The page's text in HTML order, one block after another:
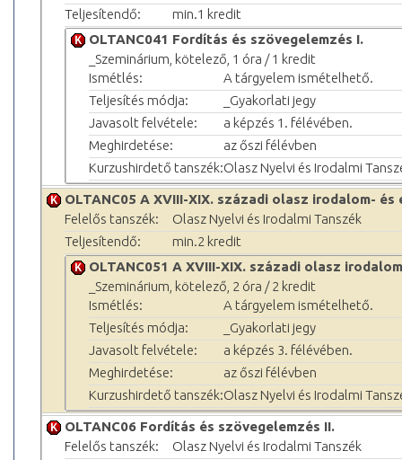
Teljesítendő:
min.1 kredit
OLTANC041 Fordítás és szövegelemzés I.
_Szeminárium, kötelező, 1 óra / 1 kredit
Ismétlés:
A tárgyelem ismételhető.
Teljesítés módja:
_Gyakorlati jegy
Javasolt felvétele:
a képzés 1. félévében.
Meghirdetése:
az őszi félévben
Kurzushirdető tanszék:Olasz Nyelvi és Irodalmi
OLTANC05 A XVIII-XIX. századi olasz irodalom-
Felelős tanszék:
Olasz Nyelvi és Irodalmi Tanszék
Teljesítendő:
min.2 kredit
OLTANC051 A XVIII-XIX. századi olasz
_Szeminárium, kötelező, 2 óra / 2 kredit
Ismétlés:
A tárgyelem ismételhető.
Teljesítés módja:
_Gyakorlati jegy
Javasolt felvétele:
a képzés 3. félévében.
Meghirdetése:
az őszi félévben
Kurzushirdető tanszék:Olasz Nyelvi és Irodalmi
OLTANC06 Fordítás és szövegelemzés II.
Felelős tanszék:
Olasz Nyelvi és Irodalmi Tanszék